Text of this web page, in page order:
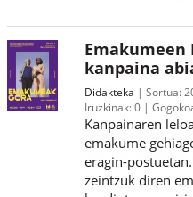
Emakumeen
kanpaina
Didakteka Sortua:
Iruzkinak:0
Kanpainaren
emakume
eragin-
zeintzuk diren